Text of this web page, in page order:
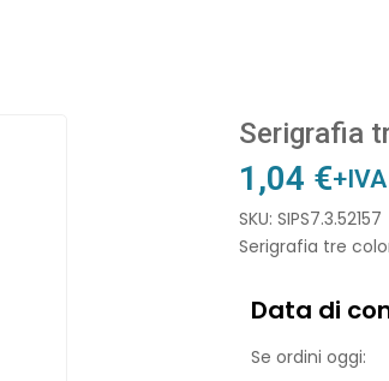
Serigrafia
1,04 €+IVA
SKU: SIPS7.3.52157
Serigrafia tre
Data di
Se ordini oggi: